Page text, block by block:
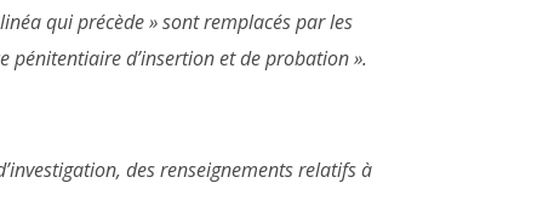
qui précède » sont remplacés par les
pénitentiaire d’insertion et de probation ».
des renseignements relatifs à